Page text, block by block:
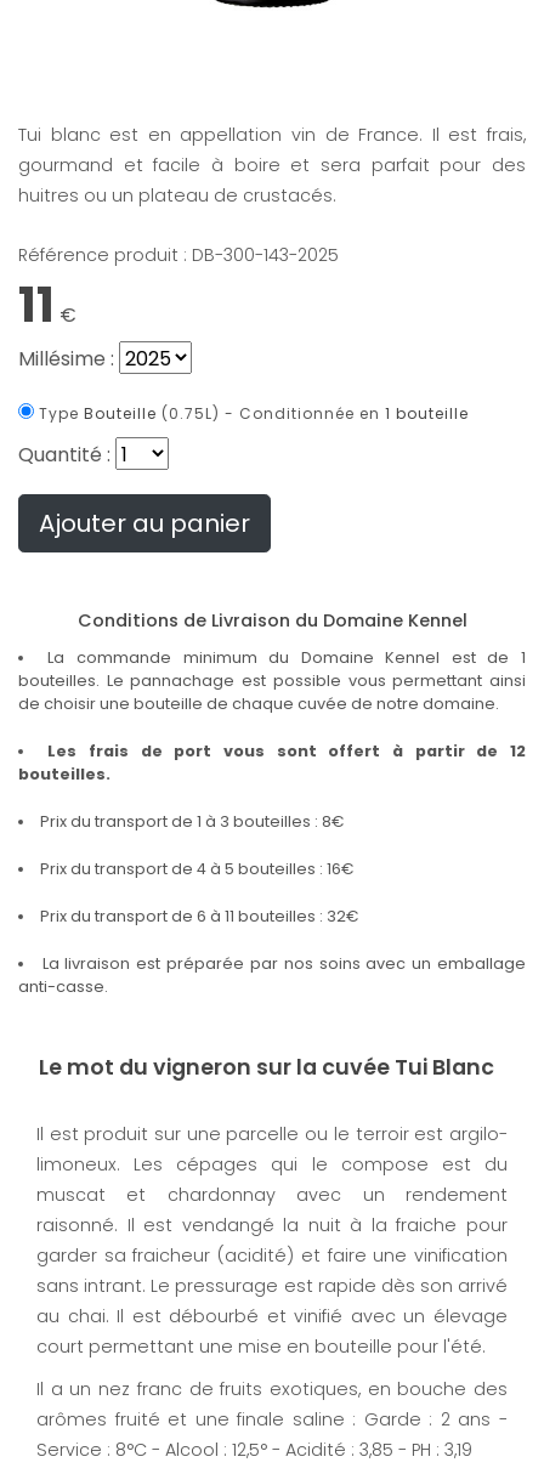
Tui blanc est en appellation vin de France. Il est frais,
gourmand et facile à boire et sera parfait pour des
huitres ou un plateau de crustacés.
Référence produit : DB-300-143-2025
11 €
Millésime :
Type Bouteille (0.75L) - Conditionnée en 1 bouteille
Quantité :
Ajouter au panier
Conditions de Livraison du Domaine Kennel
La commande minimum du Domaine Kennel est de 1
bouteilles. Le pannachage est possible vous permettant ainsi
de choisir une bouteille de chaque cuvée de notre domaine.
Les frais de port vous sont offert à partir de 12
bouteilles.
Prix du transport de 1 à 3 bouteilles : 8€
Prix du transport de 4 à 5 bouteilles : 16€
Prix du transport de 6 à 11 bouteilles : 32€
La livraison est préparée par nos soins avec un emballage
anti-casse.
Le mot du vigneron sur la cuvée Tui Blanc
Il est produit sur une parcelle ou le terroir est argilo-
limoneux. Les cépages qui le compose est du
muscat et chardonnay avec un rendement
raisonné. Il est vendangé la nuit à la fraiche pour
garder sa fraicheur (acidité) et faire une vinification
sans intrant. Le pressurage est rapide dès son arrivé
au chai. Il est débourbé et vinifié avec un élevage
court permettant une mise en bouteille pour l'été.
Il a un nez franc de fruits exotiques, en bouche des
arômes fruité et une finale saline : Garde : 2 ans -
Service : 8°C - Alcool : 12,5° - Acidité : 3,85 - PH : 3,19